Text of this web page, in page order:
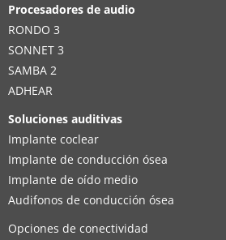
Procesadores de audio
RONDO 3
SONNET 3
SAMBA 2
ADHEAR
Soluciones auditivas
Implante coclear
Implante de conducción ósea
Implante de oído medio
Audifonos de conducción ósea
Opciones de conectividad